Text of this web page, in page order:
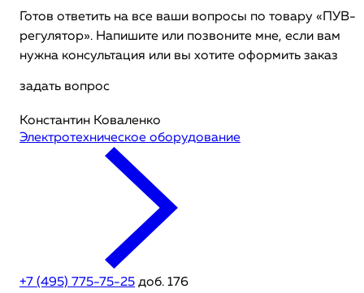
Готов ответить на все ваши вопросы по товару «ПУВ-
регулятор». Напишите или позвоните мне, если вам
нужна консультация или вы хотите оформить заказ
задать вопрос
Константин Коваленко
Электротехническое оборудование
+7 (495) 775-75-25 доб. 176